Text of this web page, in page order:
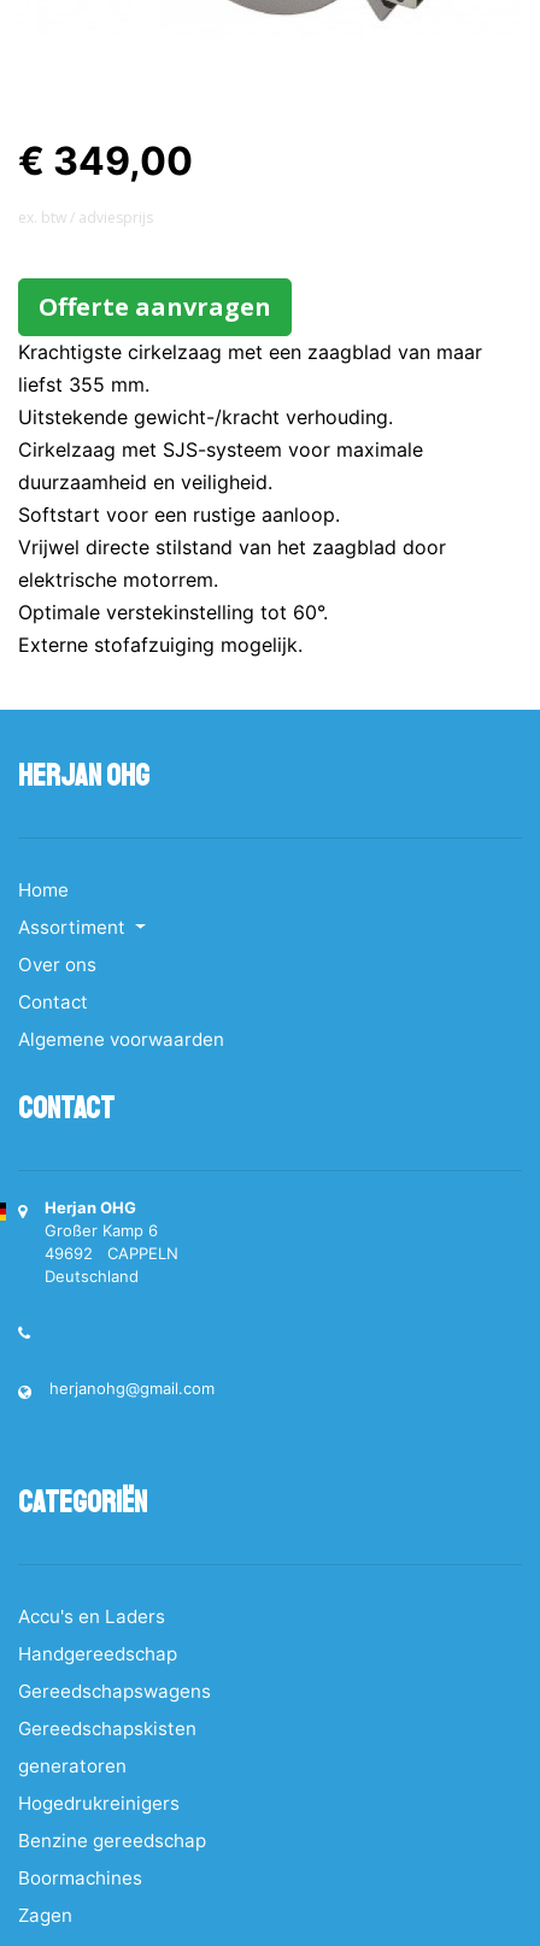
€ 349,00
ex. btw / adviesprijs
Offerte aanvragen
Krachtigste cirkelzaag met een zaagblad van maar
liefst 355 mm.
Uitstekende gewicht-/kracht verhouding.
Cirkelzaag met SJS-systeem voor maximale
duurzaamheid en veiligheid.
Softstart voor een rustige aanloop.
Vrijwel directe stilstand van het zaagblad door
elektrische motorrem.
Optimale verstekinstelling tot 60°.
Externe stofafzuiging mogelijk.
Herjan OHG
Home
Assortiment
Over ons
Contact
Algemene voorwaarden
Contact
Herjan OHG
Großer Kamp 6
49692 CAPPELN
Deutschland
herjanohg@gmail.com
Categoriën
Accu's en Laders
Handgereedschap
Gereedschapswagens
Gereedschapskisten
generatoren
Hogedrukreinigers
Benzine gereedschap
Boormachines
Zagen